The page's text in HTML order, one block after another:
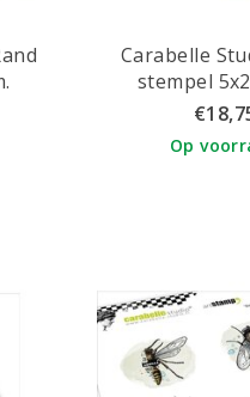
Carabelle
stempel
Christmas
Op